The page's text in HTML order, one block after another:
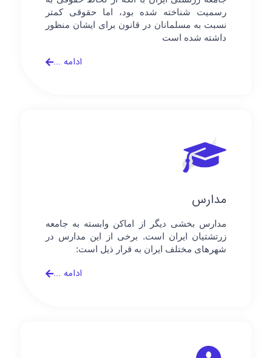
رسمیت شناخته شده بود، اما حقوقی کمتر
نسبت به مسلمانان در قانون برای ایشان منظور
داشته شده است
ادامه ...
مدارس
مدارس بخشی دیگر از اماکن وابسته به جامعه
زرتشتیان ایران است. برخی از این مدارس در
شهرهای مختلف ایران به قرار ذیل است:
ادامه ...